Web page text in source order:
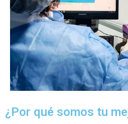
¿Por qué somos tu